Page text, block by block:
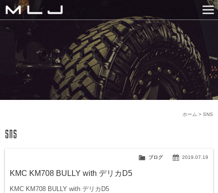
MLJ / Lexani(レクサーニ
GALLERY
SNS
NEWS
COMPANY
HISTORY
CONTACT US
LINK
SNS
ホーム >
2019.07.19
ブログ
KMC KM708 BULLY with デリカD5
KMC KM708 BULLY with デリカD5